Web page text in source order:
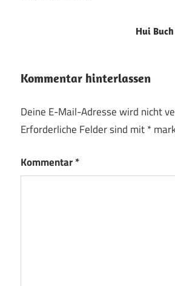
Hui
Kommentar hinterlassen
Deine E-Mail-Adresse wird nicht
Erforderliche Felder sind mit*
Kommentar*